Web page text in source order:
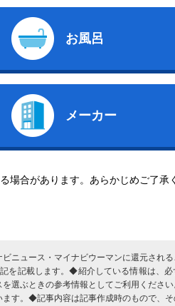
お風呂
メーカー
合があります。あらかじめご了承
ニュース・マイナビウーマンに還元され
を記載します。◆紹介している情報は、
選ぶときの参考情報としてご利用くださ
す。◆記事内容は記事作成時のもので、